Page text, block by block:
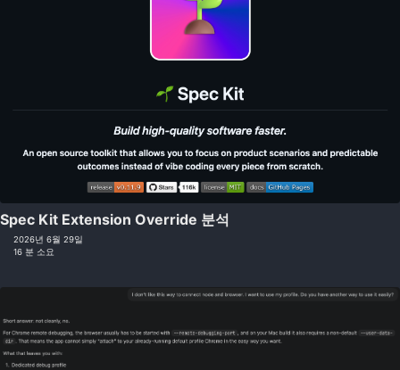
Spec Kit Extension Override 분석
2026년 6월 29일
16 분 소요